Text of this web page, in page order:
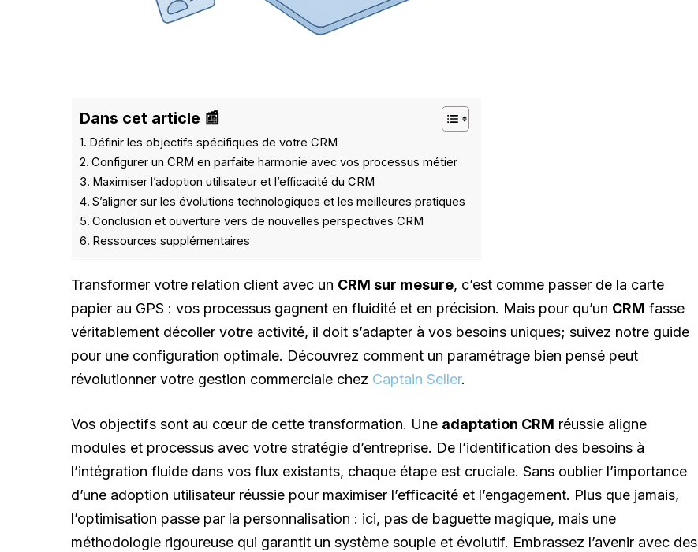
Dans cet article 📰
Définir les objectifs spécifiques de votre CRM
Configurer un CRM en parfaite harmonie avec vos processus métier
Maximiser l’adoption utilisateur et l’efficacité du CRM
S’aligner sur les évolutions technologiques et les meilleures pratiques
Conclusion et ouverture vers de nouvelles perspectives CRM
Ressources supplémentaires
Transformer votre relation client avec un CRM sur mesure, c’est comme passer de la carte
papier au GPS : vos processus gagnent en fluidité et en précision. Mais pour qu’un CRM fasse
véritablement décoller votre activité, il doit s’adapter à vos besoins uniques; suivez notre guide
pour une configuration optimale. Découvrez comment un paramétrage bien pensé peut
révolutionner votre gestion commerciale chez Captain Seller.
Vos objectifs sont au cœur de cette transformation. Une adaptation CRM réussie aligne
modules et processus avec votre stratégie d’entreprise. De l’identification des besoins à
l’intégration fluide dans vos flux existants, chaque étape est cruciale. Sans oublier l’importance
d’une adoption utilisateur réussie pour maximiser l’efficacité et l’engagement. Plus que jamais,
l’optimisation passe par la personnalisation : ici, pas de baguette magique, mais une
méthodologie rigoureuse qui garantit un système souple et évolutif. Embrassez l’avenir avec des